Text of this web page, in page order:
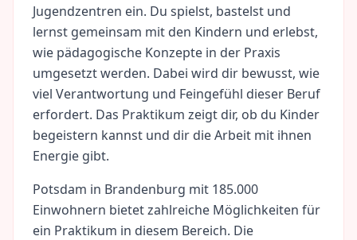
Jugendzentren ein. Du spielst, bastelst und
lernst gemeinsam mit den Kindern und erlebst,
wie pädagogische Konzepte in der Praxis
umgesetzt werden. Dabei wird dir bewusst, wie
viel Verantwortung und Feingefühl dieser Beruf
erfordert. Das Praktikum zeigt dir, ob du Kinder
begeistern kannst und dir die Arbeit mit ihnen
Energie gibt.
Potsdam in Brandenburg mit 185.000
Einwohnern bietet zahlreiche Möglichkeiten für
ein Praktikum in diesem Bereich. Die